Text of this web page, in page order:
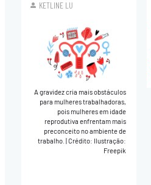
KETLINE LU
A gravidez cria mais obstáculos
para mulheres trabalhadoras,
pois mulheres em idade
reprodutiva enfrentam mais
preconceito no ambiente de
trabalho.|Crédito: Ilustração:
Freepik